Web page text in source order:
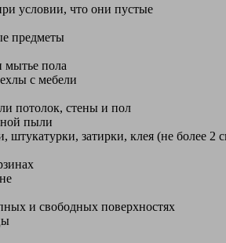
условии, что они пустые
предметы
мытье пола
с мебели
потолок, стены и пол
пыли
штукатурки, затирки, клея (не более 2
и свободных поверхностях